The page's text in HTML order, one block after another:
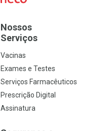
Nossos
Serviços
Vacinas
Exames e Testes
Serviços Farmacêuticos
Prescrição Digital
Assinatura